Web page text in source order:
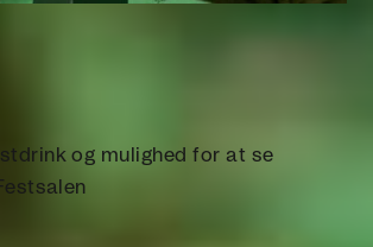
og mulighed for at se